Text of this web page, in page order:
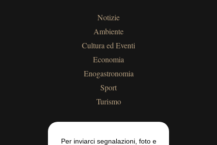
Notizie
Ambiente
Cultura ed Eventi
Economia
Enogastronomia
Sport
Turismo
Per inviarci segnalazioni, foto e